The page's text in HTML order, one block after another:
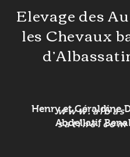
Elevage des
les Chevaux
Henry et Géraldine
Abdellatif
www.albas
satine.com